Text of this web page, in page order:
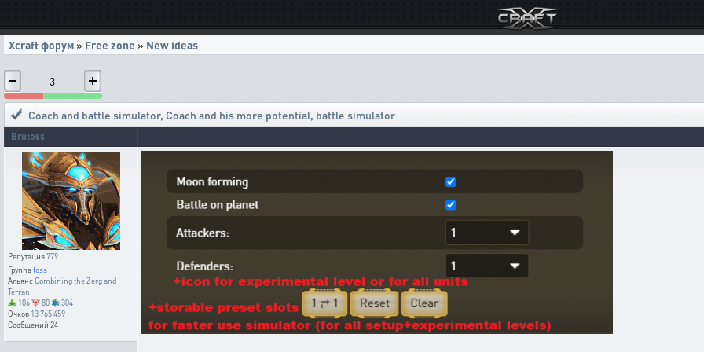
Xcraft форум » Free zone » New ideas
3
Coach and battle simulator, Coach and his more potential, battle simulator
Brutoss
Репутация779
Группаtoss
АльянсCombining the Zerg and
Terran
106
80
304
Очков 13 765 459
Сообщений 24